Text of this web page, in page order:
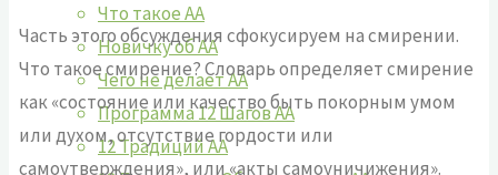
Что такое АА
Новичку об АА
Чего не делает АА
Программа 12 Шагов АА
12 Традиций АА
Часть этого обсуждения сфокусируем на смирении.
Что такое смирение? Словарь определяет смирение
как «состояние или качество быть покорным умом
или духом, отсутствие гордости или
самоутверждения», или «акты самоуничижения».